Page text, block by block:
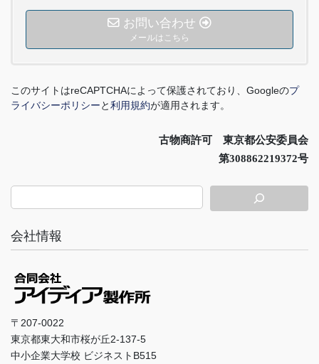
お問い合わせ
メールはこちら
このサイトはreCAPTCHAによって保護されており、 Googleのプ
ライバシーポリシーと利用規約が適用されます。
古物商許可 東京都公安委員会
第308862219372号
会社情報
〒207-0022
東京都東大和市桜が丘2-137-5
中小企業大学校 ビジネストB515